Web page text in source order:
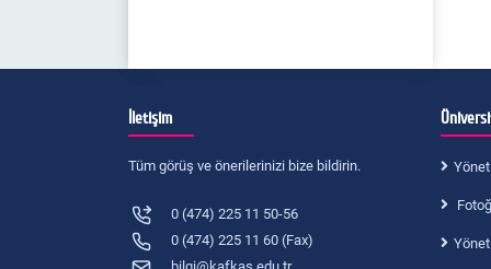
İletişim
Tüm görüş ve önerilerinizi bize bildirin.
0 (474) 225 11 50-56
0 (474) 225 11 60 (Fax)